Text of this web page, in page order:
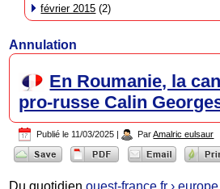
février 2015 (2)
Annulation
En Roumanie, la
pro-russe Calin
Publié le 11/03/2025 | Par Amalric eulsaur
Du quotidienouest-france.fr ›